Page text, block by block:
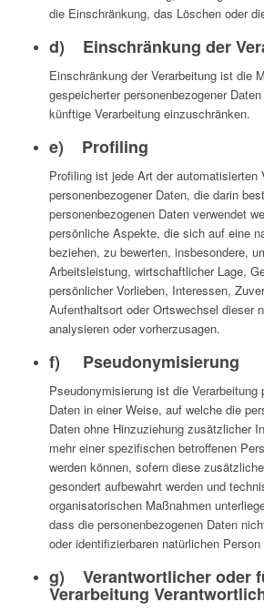
die Einschränkung, das Löschen oder
d) Einschränkung der
Einschränkung der Verarbeitung ist die
gespeicherter personenbezogener
künftige Verarbeitung einzuschränken.
e) Profiling
Profiling ist jede Art der automatisierten
personenbezogener Daten, die darin
personenbezogenen Daten verwendet
persönliche Aspekte, die sich auf eine
beziehen, zu bewerten, insbesondere,
Arbeitsleistung, wirtschaftlicher Lage,
persönlicher Vorlieben, Interessen,
Aufenthaltsort oder Ortswechsel dieser
analysieren oder vorherzusagen.
f) Pseudonymisierung
Pseudonymisierung ist die Verarbeitung
Daten in einer Weise, auf welche die
Daten ohne Hinzuziehung zusätzlicher
mehr einer spezifischen betroffenen
werden können, sofern diese
gesondert aufbewahrt werden und
organisatorischen Maßnahmen
dass die personenbezogenen Daten
oder identifizierbaren natürlichen
g) Verantwortlicher oder
Verarbeitung